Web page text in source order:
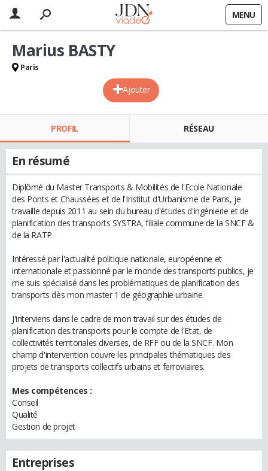
MENU
Ajouter
Marius BASTY
Paris
PROFIL RÉSEAU
En résumé
Diplômé du Master Transports & Mobilités de l'Ecole Nationale
des Ponts et Chaussées et de l'Institut d'Urbanisme de Paris, je
travaille depuis 2011 au sein du bureau d'études d'ingénierie et de
planification des transports SYSTRA, filiale commune de la SNCF &
de la RATP.
Intéressé par l'actualité politique nationale, européenne et
internationale et passionné par le monde des transports publics, je
me suis spécialisé dans les problématiques de planification des
transports dès mon master 1 de géographie urbaine.
J'interviens dans le cadre de mon travail sur des études de
planification des transports pour le compte de l'Etat, de
collectivités territoriales diverses, de RFF ou de la SNCF. Mon
champ d'intervention couvre les principales thématiques des
projets de transports collectifs urbains et ferroviaires.
Mes compétences :
Conseil
Qualité
Gestion de projet
Entreprises